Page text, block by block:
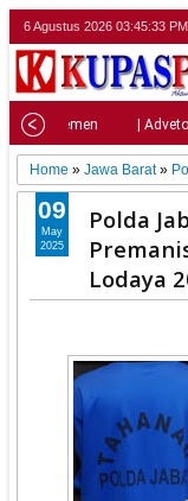
6 Agustus 2026 03:45:34 PM
| Parlemen |
Home »Jawa Barat»
Polda
Lodaya
09
May
2025